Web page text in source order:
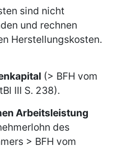
sind nicht
und rechnen
Herstellungskosten.
(> BFH vom
III S. 238).
Arbeitsleistung
des
> BFH vom